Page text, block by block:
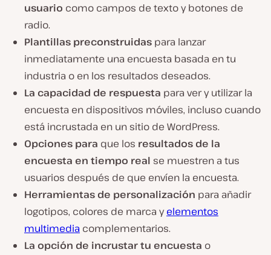
usuario como campos de texto y botones de
radio.
Plantillas preconstruidas para lanzar
inmediatamente una encuesta basada en tu
industria o en los resultados deseados.
La capacidad de respuesta para ver y utilizar la
encuesta en dispositivos móviles, incluso cuando
está incrustada en un sitio de WordPress.
Opciones para que los resultados de la
encuesta en tiempo real se muestren a tus
usuarios después de que envíen la encuesta.
Herramientas de personalización para añadir
logotipos, colores de marca yelementos
multimedia complementarios.
La opción de incrustar tu encuesta o